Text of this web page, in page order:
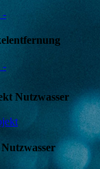
-
-
Nutzwasser